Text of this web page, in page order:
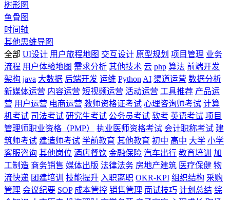
树形图
鱼骨图
时间轴
其他思维导图
全部 UI设计 用户旅程地图 交互设计 原型规划 项目管理 业务
流程 用户体验地图 需求分析 其他技术 云 php 算法 前端开发
架构 java 大数据 后端开发 运维 Python AI 渠道运营 数据分析
新媒体运营 内容运营 短视频运营 活动运营 工具推荐 产品运
营 用户运营 电商运营 教师资格证考试 心理咨询师考试 计算
机考试 司法考试 研究生考试 公务员考试 软考 英语考试 项目
管理师职业资格（PMP）
执业医师资格考试 会计职称考试 建
筑师考试 建造师考试 学前教育 其他教育 初中 高中 大学 小学
客服咨询 其他岗位 酒店餐饮 金融保险 汽车出行 教育培训
加
工制造 商务销售 媒体出版 法律法务 房地产建筑 医疗保健 物
流快递 团建培训 技能提升 入职离职 OKR-KPI 组织结构 采购
管理 会议纪要 SOP 成本管控 销售管理 面试技巧 计划总结 综